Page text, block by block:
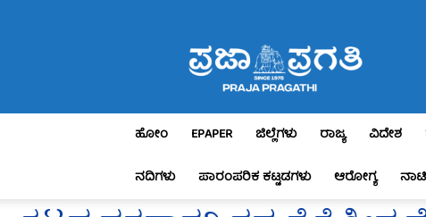
Pragathi
ಹೋಂ EPAPER ಜಿಲ್ಲೆಗಳು ರಾಜ್ಯ ವಿದೇಶ
ನದಿಗಳು
ಪಾರಂಪರಿಕ ಕಟ್ಟಡಗಳು ಆರೋಗ್ಯ